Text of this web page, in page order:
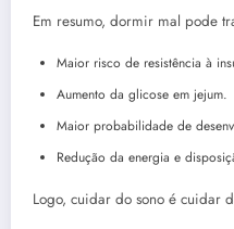
Em resumo, dormir mal pode
Maior risco de resistência à
Aumento da glicose em jejum.
Maior probabilidade de
Redução da energia e
Logo, cuidar do sono é cuidar